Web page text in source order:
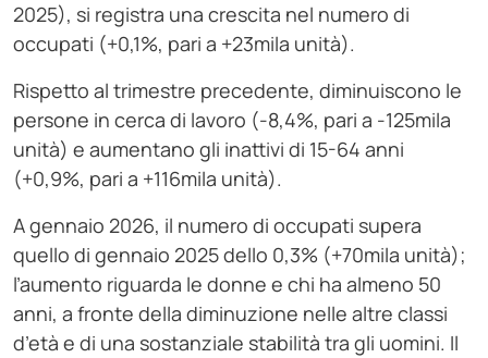
2025), si registra una crescita nel numero di
occupati (+0,1%, pari a +23mila unità).
Rispetto al trimestre precedente, diminuiscono le
persone in cerca di lavoro (-8,4%, pari a -125mila
unità) e aumentano gli inattivi di 15-64 anni
(+0,9%, pari a +116mila unità).
A gennaio 2026, il numero di occupati supera
quello di gennaio 2025 dello 0,3% (+70mila unità);
l’aumento riguarda le donne e chi ha almeno 50
anni, a fronte della diminuzione nelle altre classi
d’età e di una sostanziale stabilità tra gli uomini. Il